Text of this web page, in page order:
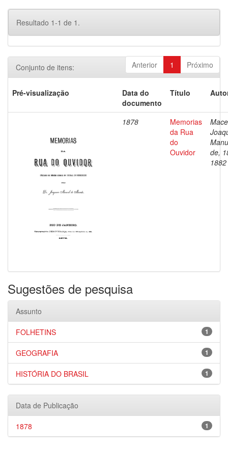
Resultado 1-1 de 1.
Anterior 1 Próximo
Conjunto de itens:
Pré-visualização
Data do
documento
Título
1878
Memorias
da Rua
do
Ouvidor
de,
1882
Sugestões de pesquisa
Assunto
1
FOLHETINS
1
GEOGRAFIA
1
HISTÓRIA DO BRASIL
Data de Publicação
1
1878